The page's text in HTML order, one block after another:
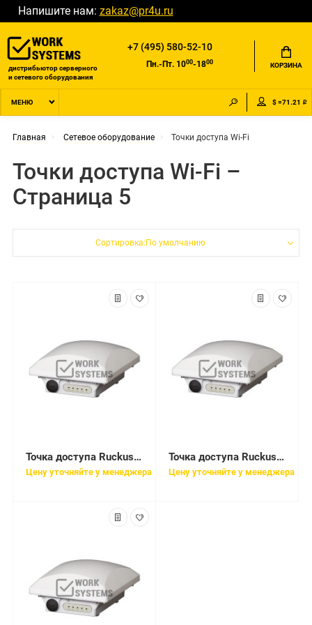
Напишите нам: zakaz@pr4u.ru
дистрибьютор серверного
и сетевого оборудования
+7 (495) 580-52-10
Пн.-Пт. 1000-1800 КОРЗИНА
МЕНЮ $ =71.21 ₽
Главная Сетевое оборудование Точки доступа Wi-Fi
Точки доступа Wi-Fi –
Страница 5
Сортировка:По умолчанию
Точка доступа Ruckus ZoneFlex T301N Unleashed
Цену уточняйте у менеджера
Точка доступа Ruckus ZoneFlex T301S
Цену уточняйте у менеджера